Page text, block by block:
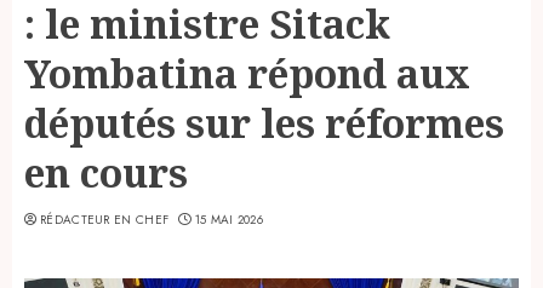
: le ministre Sitack
Yombatina répond aux
députés sur les réformes
en cours
RÉDACTEUR EN CHEF 15 MAI 2026